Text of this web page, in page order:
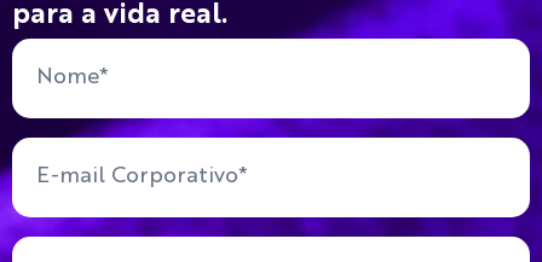
para a vida real.